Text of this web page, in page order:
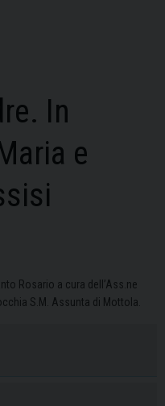
In
e
Rosario a cura dell’Ass.ne
S.M. Assunta di Mottola.